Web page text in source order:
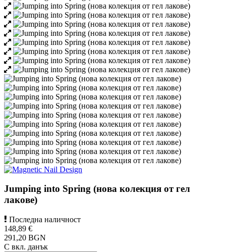
Jumping into Spring (нова колекция от гел
лакове)
Последна наличност
148,89 €
291,20 BGN
С вкл. данък